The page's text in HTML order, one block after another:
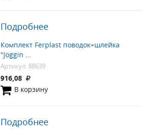
Подробнее
Комплект Ferplast поводок+шлейка
"Joggin ...
Артикул: 88639
916,08
В корзину
Подробнее